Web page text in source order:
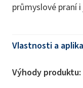
průmyslové praní
Vlastnosti a
Výhody produktu: